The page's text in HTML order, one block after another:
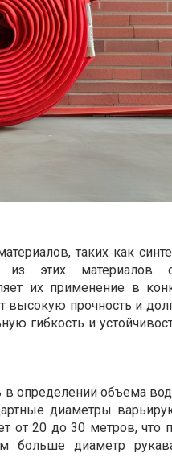
таких как
этих материалов
их применение в
высокую прочность и
гибкость и
в определении объема
диаметры
от 20 до 30 метров, что
больше диаметр